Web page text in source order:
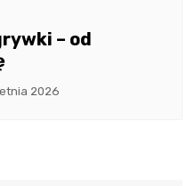
– od
2026